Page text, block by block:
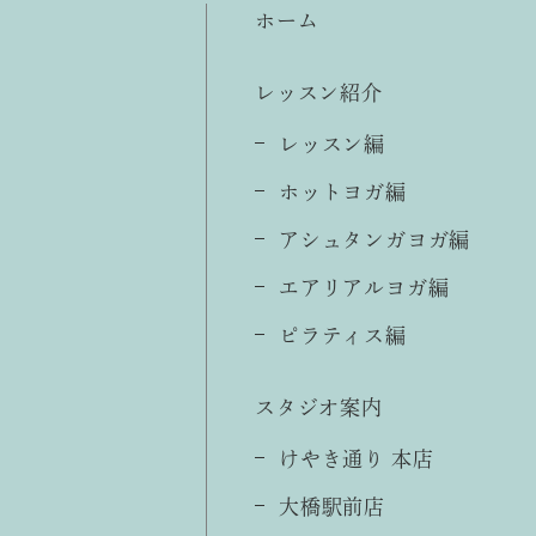
ホーム
レッスン紹介
レッスン編
ホットヨガ編
アシュタンガヨガ編
エアリアルヨガ編
ピラティス編
スタジオ案内
けやき通り 本店
大橋駅前店